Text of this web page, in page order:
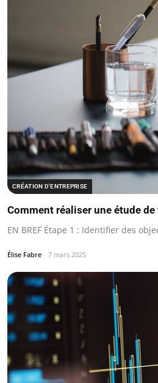
CRÉATION D'ENTREPRISE
Comment réaliser une étude
EN BREF Étape 1 : Identifier des
Élise Fabre 7 mars 2025